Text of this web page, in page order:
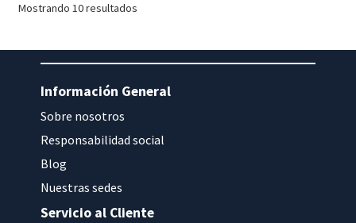
Mostrando 10 resultados
Información General
Sobre nosotros
Responsabilidad social
Blog
Nuestras sedes
Servicio al Cliente